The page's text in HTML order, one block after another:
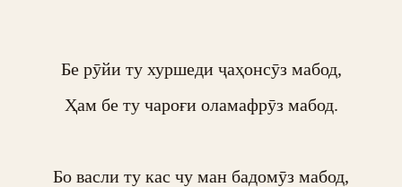
Бе рӯйи ту хуршеди ҷаҳонсӯз мабод,
Ҳам бе ту чароғи оламафрӯз мабод.
Бо васли ту кас чу ман бадомӯз мабод,